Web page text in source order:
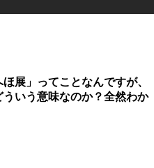
展」ってことなんですが、
いう意味なのか？全然わか